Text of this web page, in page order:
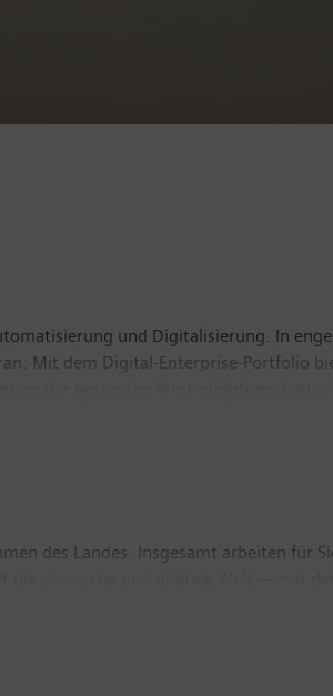
und Digitalisierung. In
Mit dem Digital-Enterprise-Portfolio
und Flexibilität zu erhöhen. DI
des Landes. Insgesamt arbeiten für
intelligente Infrastruktur bei